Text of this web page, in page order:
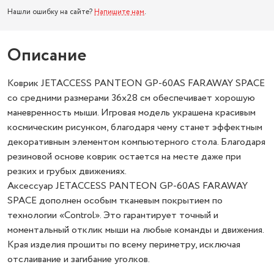
Нашли ошибку на сайте? Напишите нам.
Описание
Коврик JETACCESS PANTEON GP-60AS FARAWAY SPACE
со средними размерами 36x28 см обеспечивает хорошую
маневренность мыши. Игровая модель украшена красивым
космическим рисунком, благодаря чему станет эффектным
декоративным элементом компьютерного стола. Благодаря
резиновой основе коврик остается на месте даже при
резких и грубых движениях.
Аксессуар JETACCESS PANTEON GP-60AS FARAWAY
SPACE дополнен особым тканевым покрытием по
технологии «Control». Это гарантирует точный и
моментальный отклик мыши на любые команды и движения.
Края изделия прошиты по всему периметру, исключая
отслаивание и загибание уголков.